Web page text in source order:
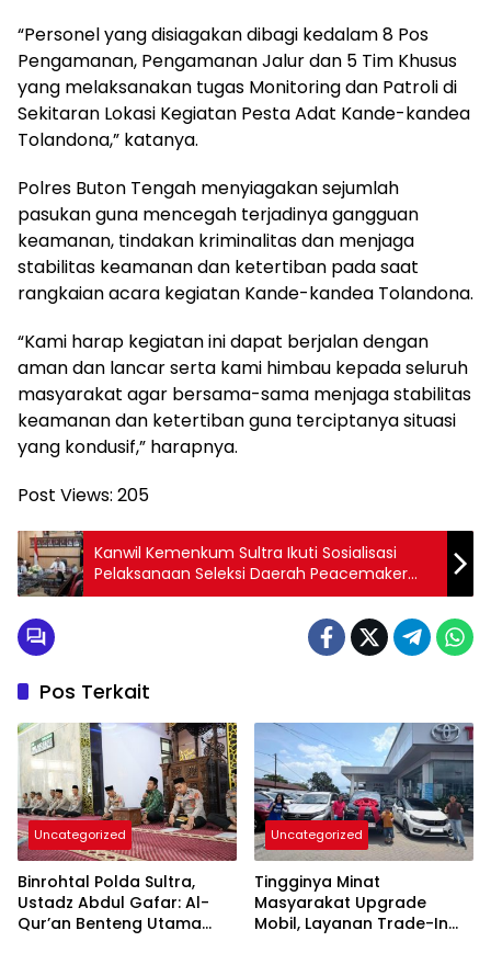
“Personel yang disiagakan dibagi kedalam 8 Pos
Pengamanan, Pengamanan Jalur dan 5 Tim Khusus
yang melaksanakan tugas Monitoring dan Patroli di
Sekitaran Lokasi Kegiatan Pesta Adat Kande-kandea
Tolandona,” katanya.
Polres Buton Tengah menyiagakan sejumlah
pasukan guna mencegah terjadinya gangguan
keamanan, tindakan kriminalitas dan menjaga
stabilitas keamanan dan ketertiban pada saat
rangkaian acara kegiatan Kande-kandea Tolandona.
“Kami harap kegiatan ini dapat berjalan dengan
aman dan lancar serta kami himbau kepada seluruh
masyarakat agar bersama-sama menjaga stabilitas
keamanan dan ketertiban guna terciptanya situasi
yang kondusif,” harapnya.
Post Views: 205
Kanwil Kemenkum Sultra Ikuti Sosialisasi
Pelaksanaan Seleksi Daerah Peacemaker
Training
Pos Terkait
Uncategorized
Binrohtal Polda Sultra,
Ustadz Abdul Gafar: Al-
Qur’an Benteng Utama
Uncategorized
Tingginya Minat
Masyarakat Upgrade
Mobil, Layanan Trade-In